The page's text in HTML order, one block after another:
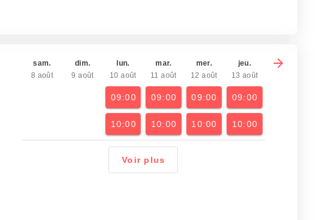
sam.
8 août
dim.
9 août
lun.
10 août
09:00
10:00
mar.
11 août
09:00
10:00
mer.
12 août
09:00
10:00
jeu.
13 août
09:00
10:00
Voir plus